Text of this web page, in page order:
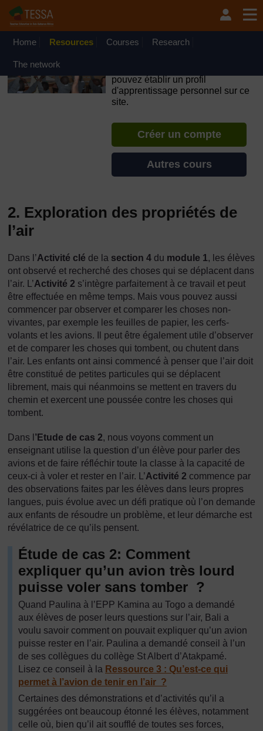
Passer au contenu principal
OpenLearn Create will be unavailable on Wednesday 12
August 2026 from 8am to 10.30am (GMT) due to routine
Home Resources Courses Research
The network
pouvez établir un profil
d'apprentissage personnel sur ce
site.
Créer un compte
Autres cours
2. Exploration des propriétés de
l’air
Dans l’Activité clé de la section 4 du module 1, les élèves
ont observé et recherché des choses qui se déplacent dans
l’air. L’Activité 2 s’intègre parfaitement à ce travail et peut
être effectuée en même temps. Mais vous pouvez aussi
commencer par observer et comparer les choses non-
vivantes, par exemple les feuilles de papier, les cerfs-
volants et les avions. Il peut être également utile d’observer
et de comparer les choses qui tombent, ou chutent dans
l’air. Les enfants ont ainsi commencé à penser que l’air doit
être constitué de petites particules qui se déplacent
librement, mais qui néanmoins se mettent en travers du
chemin et exercent une poussée contre les choses qui
tombent.
Dans l ’Etude de cas 2, nous voyons comment un
enseignant utilise la question d’un élève pour parler des
avions et de faire réfléchir toute la classe à la capacité de
ceux-ci à voler et rester en l’air. L’Activité 2 commence par
des observations faites par les élèves dans leurs propres
langues, puis évolue avec un défi pratique où l’on demande
aux enfants de résoudre un problème, et leur démarche est
révélatrice de ce qu’ils pensent.
Étude de cas 2: Comment
expliquer qu’un avion très lourd
puisse voler sans tomber ?
Quand Paulina à l’EPP Kamina au Togo a demandé
aux élèves de poser leurs questions sur l’air, Bali a
voulu savoir comment on pouvait expliquer qu’un avion
puisse rester en l’air. Paulina a demandé conseil à l’un
de ses collègues du collège St Albert d’Atakpamé.
Lisez ce conseil à la Ressource 3 : Qu’est-ce qui
permet à l’avion de tenir en l’air ?
Certaines des démonstrations et d’activités qu’il a
suggérées ont beaucoup étonné les élèves, notamment
celle où, bien qu’il ait soufflé de toutes ses forces,